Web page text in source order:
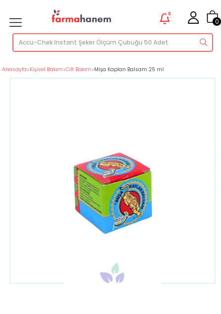
0
0
Anasayfa>Kişisel Bakım>Cilt Bakım>Mişa Kaplan Balsam 25 ml